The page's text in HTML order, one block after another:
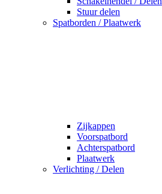
Stuur delen
Spatborden / Plaatwerk
Zijkappen
Voorspatbord
Achterspatbord
Plaatwerk
Verlichting / Delen